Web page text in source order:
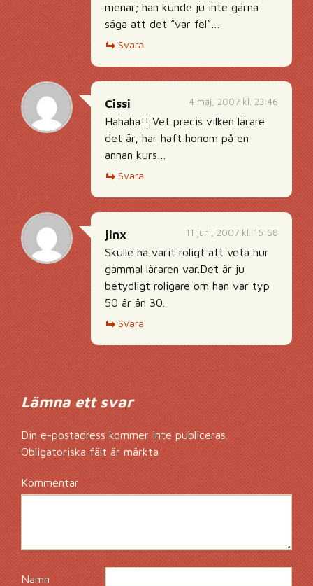
menar; han kunde ju inte gärna
säga att det ”var fel”…
Svara
4 maj, 2007 kl. 23:46
Cissi
Hahaha!! Vet precis vilken lärare
det är, har haft honom på en
annan kurs…
Svara
11 juni, 2007 kl. 16:58
jinx
Skulle ha varit roligt att veta hur
gammal läraren var.Det är ju
betydligt roligare om han var typ
50 år än 30.
Svara
Lämna ett svar
Din e-postadress kommer inte publiceras.
Obligatoriska fält är märkta*
Kommentar *
Namn *